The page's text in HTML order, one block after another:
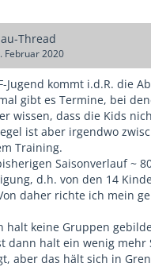
Thread
Februar 2020
Jugend kommt i.d.R. die
gibt es Termine, bei
wissen, dass die Kids
ist aber irgendwo
Training.
Saisonverlauf ~
d.h. von den 14
daher richte ich mein
halt keine Gruppen
dann halt ein wenig
aber das hält sich in